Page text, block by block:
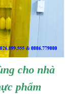
cho nhà
phẩm